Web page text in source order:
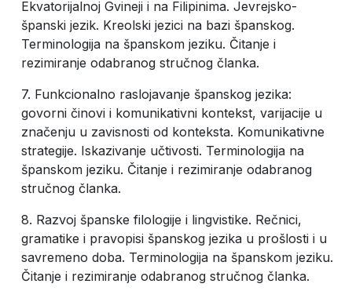
Ekvatorijalnoj Gvineji i na Filipinima. Jevrejsko-
španski jezik. Kreolski jezici na bazi španskog.
Terminologija na španskom jeziku. Čitanje i
rezimiranje odabranog stručnog članka.
7. Funkcionalno raslojavanje španskog jezika:
govorni činovi i komunikativni kontekst, varijacije u
značenju u zavisnosti od konteksta. Komunikativne
strategije. Iskazivanje učtivosti. Terminologija na
španskom jeziku. Čitanje i rezimiranje odabranog
stručnog članka.
8. Razvoj španske filologije i lingvistike. Rečnici,
gramatike i pravopisi španskog jezika u prošlosti i u
savremeno doba. Terminologija na španskom jeziku.
Čitanje i rezimiranje odabranog stručnog članka.